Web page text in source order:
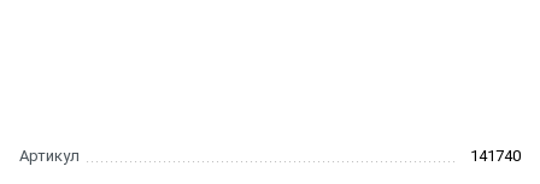
Артикул 141740